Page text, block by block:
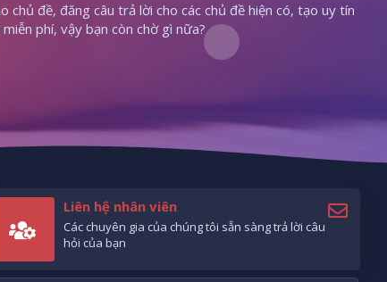
chủ đề, đăng câu trả lời cho các chủ đề hiện có, tạo uy tín
phí, vậy bạn còn chờ gì nữa?
Liên hệ nhân viên
Các chuyên gia của chúng tôi sẵn sàng trả lời câu
hỏi của bạn